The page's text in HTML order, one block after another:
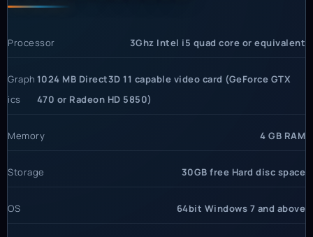
Processor 3Ghz Intel i5 quad core or equivalent
Graph
ics
1024 MB Direct3D 11 capable video card (GeForce GTX
470 or Radeon HD 5850)
Memory 4 GB RAM
Storage 30GB free Hard disc space
OS 64bit Windows 7 and above